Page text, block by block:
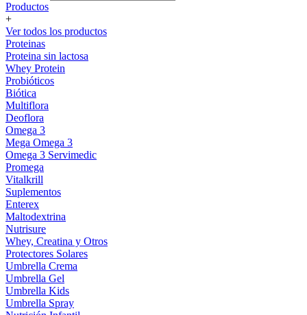
Productos
+
Ver todos los productos
Proteinas
Proteina sin lactosa
Whey Protein
Probióticos
Biótica
Multiflora
Deoflora
Omega 3
Mega Omega 3
Omega 3 Servimedic
Promega
Vitalkrill
Suplementos
Enterex
Maltodextrina
Nutrisure
Whey, Creatina y Otros
Protectores Solares
Umbrella Crema
Umbrella Gel
Umbrella Kids
Umbrella Spray